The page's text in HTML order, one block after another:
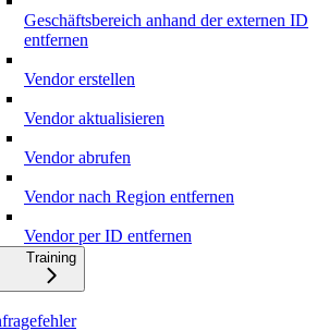
Geschäftsbereich anhand der externen ID
entfernen
Vendor erstellen
Vendor aktualisieren
Vendor abrufen
Vendor nach Region entfernen
Vendor per ID entfernen
Training